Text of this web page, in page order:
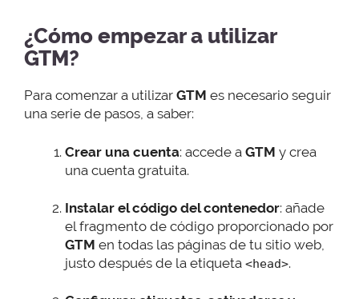
¿Cómo empezar a utilizar
GTM?
Para comenzar a utilizar GTM es necesario seguir
una serie de pasos, a saber:
Crear una cuenta: accede a GTM y crea
una cuenta gratuita.
Instalar el código del contenedor: añade
el fragmento de código proporcionado por
GTM en todas las páginas de tu sitio web,
justo después de la etiqueta <head>.